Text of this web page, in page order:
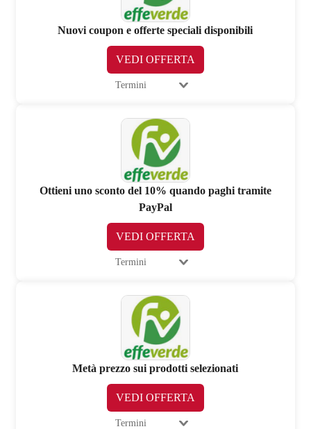
Nuovi coupon e offerte speciali disponibili
VEDI OFFERTA
Termini
Ottieni uno sconto del 10% quando paghi tramite
PayPal
VEDI OFFERTA
Termini
Metà prezzo sui prodotti selezionati
VEDI OFFERTA
Termini